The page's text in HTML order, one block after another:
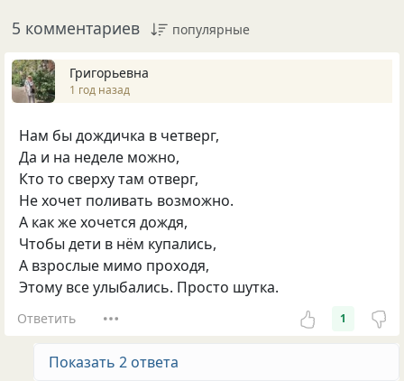
5 комментариев популярные
Григорьевна
1 год назад
Нам бы дождичка в четверг,
Да и на неделе можно,
Кто то сверху там отверг,
Не хочет поливать возможно.
А как же хочется дождя,
Чтобы дети в нём купались,
А взрослые мимо проходя,
Этому все улыбались. Просто шутка.
Ответить 1
Показать 2 ответа